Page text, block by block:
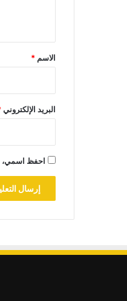
*
الاسم *
البريد الإلكتروني
احفظ اسمي،